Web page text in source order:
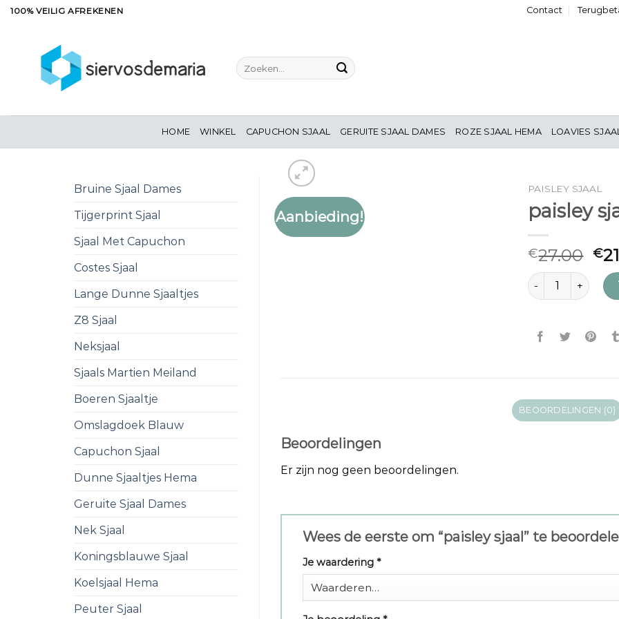
Ga100% VEILIG AFREKENEN Contact
Zoeken
naar:
HOME WINKEL CAPUCHON SJAAL GERUITE SJAAL DAMES ROZE SJAAL HEMA LOAVIES
Bruine Sjaal Dames
Tijgerprint Sjaal
Sjaal Met Capuchon
Costes Sjaal
Lange Dunne Sjaaltjes
Z8 Sjaal
Neksjaal
Sjaals Martien Meiland
Boeren Sjaaltje
Omslagdoek Blauw
Capuchon Sjaal
Dunne Sjaaltjes Hema
Geruite Sjaal Dames
Nek Sjaal
Koningsblauwe Sjaal
Koelsjaal Hema
Peuter Sjaal
Aanbieding!
PAISLEY SJAAL
paisley
€27.00 €
paisley sjaal aantal
BEOORDELINGEN (0)
Beoordelingen
Er zijn nog geen beoordelingen.
Wees de eerste om “paisley sjaal” te
Je waardering *